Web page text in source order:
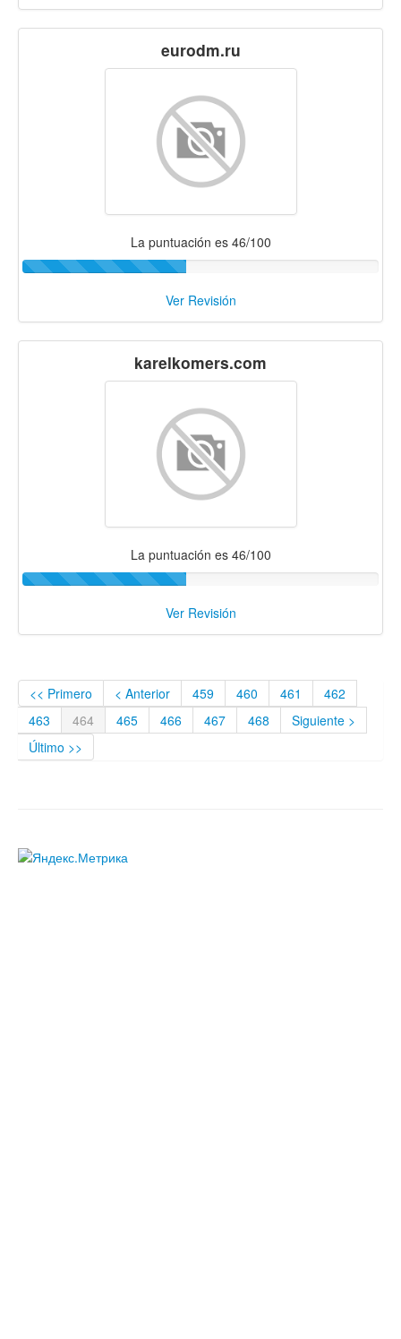
eurodm.ru
La puntuación es 46/100
Ver Revisión
karelkomers.com
La puntuación es 46/100
Ver Revisión
<< Primero < Anterior 459 460 461
462
463
464 465 466 467 468
Siguiente >
Último >>